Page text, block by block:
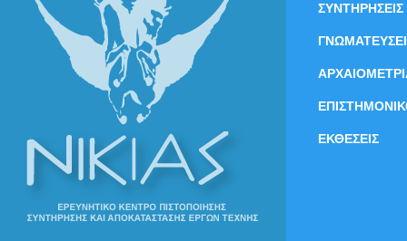
ΣΥΝΤΗΡΗΣΕΙΣ
ΕΚΘΕΣΕΙΣ